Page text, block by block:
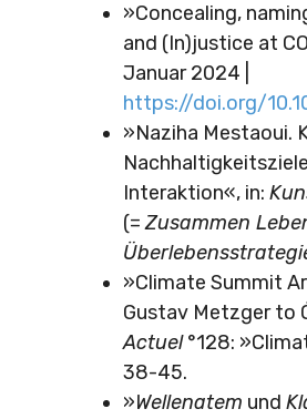
»Concealing,
and (In)justice at
Januar 2024 |
https://doi.org/
»Naziha Mestaoui.
Interaktion«, in:
(=Zusammen
»Climate Summit
Gustav Metzger to
Actuel°128:
38-45.
»Wellenatem und